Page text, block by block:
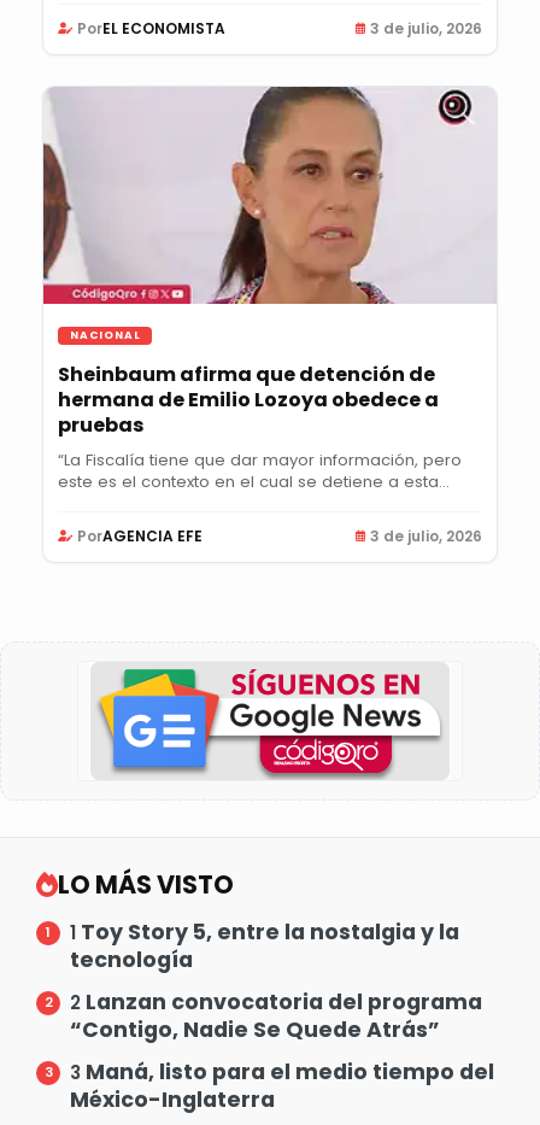
PorEL ECONOMISTA 3 de julio, 2026
NACIONAL
Sheinbaum afirma que detención de
hermana de Emilio Lozoya obedece a
pruebas
“La Fiscalía tiene que dar mayor información, pero
este es el contexto en el cual se detiene a esta...
PorAGENCIA EFE 3 de julio, 2026
LO MÁS VISTO
1 Toy Story 5, entre la nostalgia y la
tecnología
2 Lanzan convocatoria del programa
“Contigo, Nadie Se Quede Atrás”
3 Maná, listo para el medio tiempo del
México-Inglaterra